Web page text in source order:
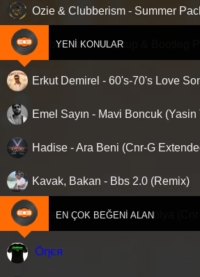
Ozie & Clubberism - Summer
Clubberism - Mashup & Bootleg
YENI KONULAR
Erkut Demirel - 60's-70's Love
Hadise - Ara Beni (Cnr-G
Kavak, Bakan - Bbs 2.0 (Remix)
Burak Bulut - Ah Be Manolya
EN ÇOK BEĞENI ALAN
Öηєя